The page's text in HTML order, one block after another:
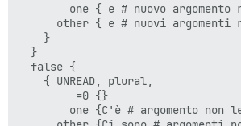
one { e # nuovo argomento
other { e # nuovi argomenti
    }
  }
  false {
    { UNREAD, plural,
         =0 {}
one {C'è # argomento non